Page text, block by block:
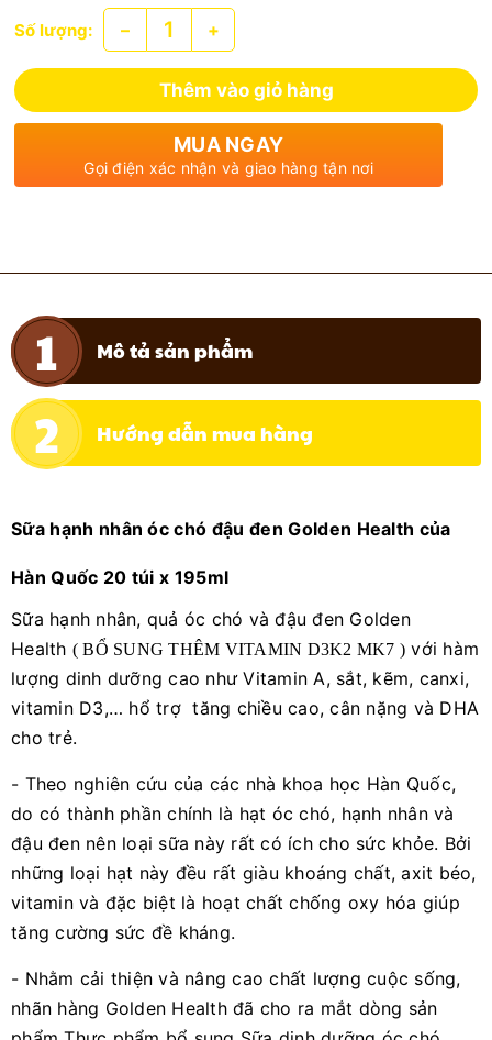
Số lượng: – +
Thêm vào giỏ hàng
MUA NGAY
Gọi điện xác nhận và giao hàng tận nơi
Mô tả sản phẩm
Hướng dẫn mua hàng
Sữa hạnh nhân óc chó đậu đen Golden Health của
Hàn Quốc 20 túi x 195ml
Sữa hạnh nhân, quả óc chó và đậu đen Golden
Health ( BỔ SUNG THÊM VITAMIN D3K2 MK7 ) với hàm
lượng dinh dưỡng cao như Vitamin A, sắt, kẽm, canxi,
vitamin D3,… hổ trợ tăng chiều cao, cân nặng và DHA
cho trẻ.
- Theo nghiên cứu của các nhà khoa học Hàn Quốc,
do có thành phần chính là hạt óc chó, hạnh nhân và
đậu đen nên loại sữa này rất có ích cho sức khỏe. Bởi
những loại hạt này đều rất giàu khoáng chất, axit béo,
vitamin và đặc biệt là hoạt chất chống oxy hóa giúp
tăng cường sức đề kháng.
- Nhằm cải thiện và nâng cao chất lượng cuộc sống,
nhãn hàng Golden Health đã cho ra mắt dòng sản